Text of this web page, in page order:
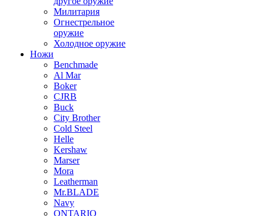
Милитария
Огнестрельное
оружие
Холодное оружие
Ножи
Benchmade
Al Mar
Boker
CJRB
Buck
City Brother
Cold Steel
Helle
Kershaw
Marser
Mora
Leatherman
Mr.BLADE
Navy
ONTARIO